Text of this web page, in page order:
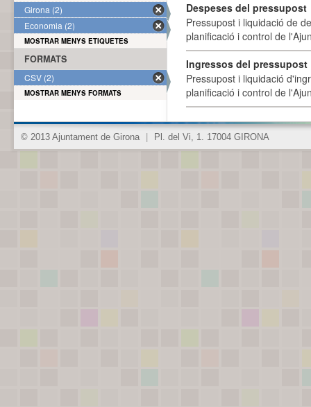
Despeses del pressupost
Pressupost i liquidació de
planificació i control de
Ingressos del pressupost
Pressupost i liquidació
planificació i control de
Girona (2)
Economia (2)
MOSTRAR MENYS ETIQUETES
FORMATS
CSV (2)
MOSTRAR MENYS FORMATS
© 2013 Ajuntament de Girona Pl. del Vi, 1. 17004 GIRONA